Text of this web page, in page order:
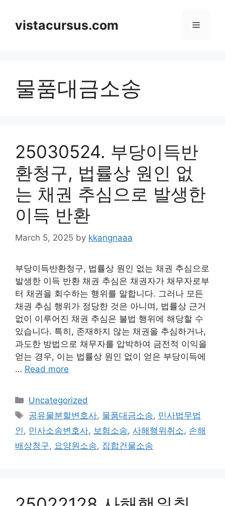
contentvistacursus.com Menu
물품대금소송
25030524. 부당이득반
환청구, 법률상 원인 없
는 채권 추심으로 발생한
이득 반환
March 5, 2025 by kkangnaaa
부당이득반환청구, 법률상 원인 없는 채권 추심으로
발생한 이득 반환 채권 추심은 채권자가 채무자로부
터 채권을 회수하는 행위를 말합니다. 그러나 모든
채권 추심 행위가 정당한 것은 아니며, 법률상 근거
없이 이루어진 채권 추심은 불법 행위에 해당할 수
있습니다. 특히, 존재하지 않는 채권을 추심하거나,
과도한 방법으로 채무자를 압박하여 금전적 이익을
얻는 경우, 이는 법률상 원인 없이 얻은 부당이득에
… Read more
Categories
Uncategorized
Tags
공유물분할변호사, 물품대금소송, 민사법무법
인 , 민사소송변호사, 보험소송, 사해행위취소, 손해
배상청구, 요양원소송, 집합건물소송